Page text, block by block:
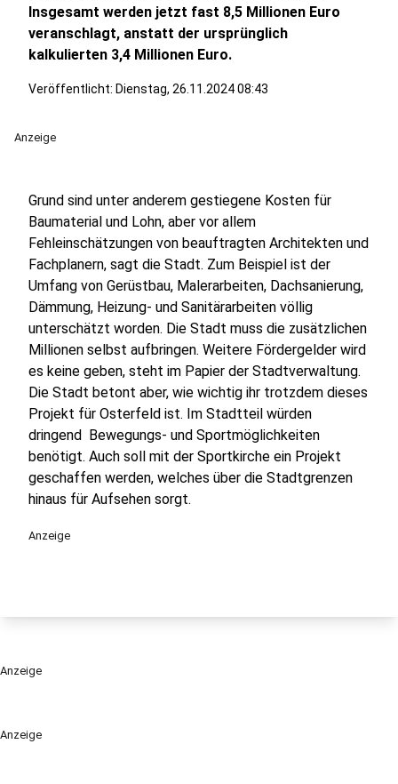
Anzeige
Insgesamt werden jetzt fast 8,5 Millionen Euro
veranschlagt, anstatt der ursprünglich
kalkulierten 3,4 Millionen Euro.
Veröffentlicht: Dienstag, 26.11.2024 08:43
Anzeige
Grund sind unter anderem gestiegene Kosten für
Baumaterial und Lohn, aber vor allem
Fehleinschätzungen von beauftragten Architekten und
Fachplanern, sagt die Stadt. Zum Beispiel ist der
Umfang von Gerüstbau, Malerarbeiten, Dachsanierung,
Dämmung, Heizung- und Sanitärarbeiten völlig
unterschätzt worden. Die Stadt muss die zusätzlichen
Millionen selbst aufbringen. Weitere Fördergelder wird
es keine geben, steht im Papier der Stadtverwaltung.
Die Stadt betont aber, wie wichtig ihr trotzdem dieses
Projekt für Osterfeld ist. Im Stadtteil würden
dringend Bewegungs- und Sportmöglichkeiten
benötigt. Auch soll mit der Sportkirche ein Projekt
geschaffen werden, welches über die Stadtgrenzen
hinaus für Aufsehen sorgt.
Anzeige
Anzeige